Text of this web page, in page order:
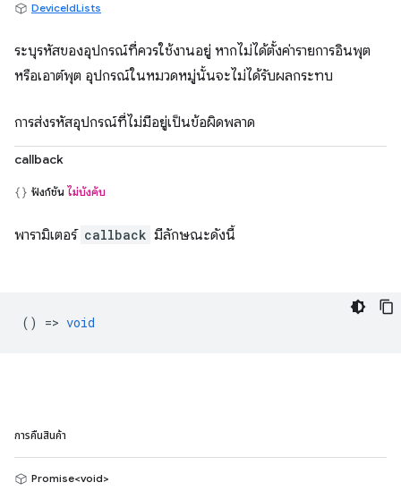
DeviceIdLists
ระบุรหัสของอุปกรณ์ที่ควรใช้งานอยู่ หากไม่ได้ตั้งค่ารายการอินพุต
หรือเอาต์พุต อุปกรณ์ในหมวดหมู่นั้นจะไม่ได้รับผลกระทบ
การส่งรหัสอุปกรณ์ที่ไม่มีอยู่เป็นข้อผิดพลาด
callback
ฟังก์ชัน ไม่บังคับ
พารามิเตอร์ callback มีลักษณะดังนี้
() => void
การคืนสินค้า
Promise<void>